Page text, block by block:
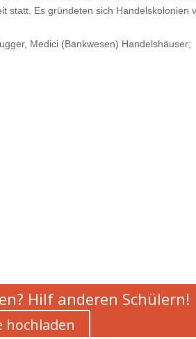
statt. Es gründeten sich Handelskolonien
Medici (Bankwesen) Handelshäuser;
Hilf anderen Schülern!
hochladen